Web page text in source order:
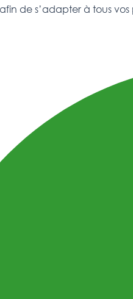
de s’adapter à tous vos